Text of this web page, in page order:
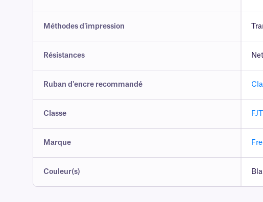
Méthodes d'impression
Résistances
Ruban d'encre recommandé
Classe FJT
Marque
Couleur(s)